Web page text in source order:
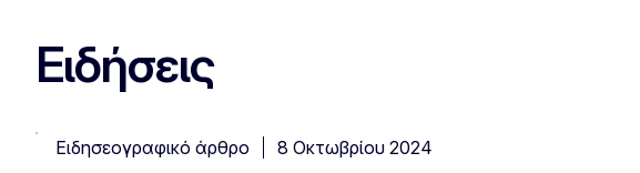
Ειδήσεις
Ειδησεογραφικό άρθρο 8 Οκτωβρίου 2024